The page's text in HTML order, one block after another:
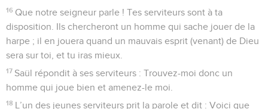
16 Que notre seigneur parle ! Tes serviteurs sont à ta
disposition. Ils chercheront un homme qui sache jouer de la
harpe ; il en jouera quand un mauvais esprit (venant) de Dieu
sera sur toi, et tu iras mieux.
17 Saül répondit à ses serviteurs : Trouvez-moi donc un
homme qui joue bien et amenez-le moi.
18 L’un des jeunes serviteurs prit la parole et dit : Voici que